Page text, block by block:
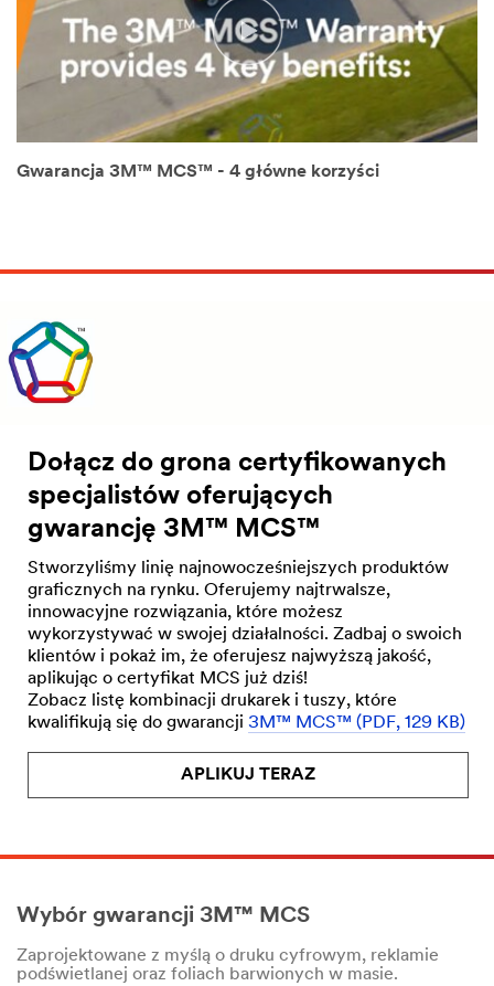
Gwarancja 3M™ MCS™ - 4 główne korzyści
Dołącz do grona certyfikowanych
specjalistów oferujących
gwarancję 3M™ MCS™
Stworzyliśmy linię najnowocześniejszych produktów
graficznych na rynku. Oferujemy najtrwalsze,
innowacyjne rozwiązania, które możesz
wykorzystywać w swojej działalności. Zadbaj o swoich
klientów i pokaż im, że oferujesz najwyższą jakość,
aplikując o certyfikat MCS już dziś!
Zobacz listę kombinacji drukarek i tuszy, które
kwalifikują się do gwarancji 3M™ MCS™ (PDF, 129 KB)
APLIKUJ TERAZ
Wybór gwarancji 3M™ MCS
Zaprojektowane z myślą o druku cyfrowym, reklamie
podświetlanej oraz foliach barwionych w masie.